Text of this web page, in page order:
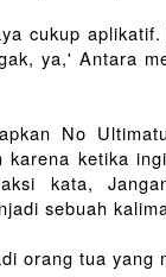
cukup
ya,' Antara
No
ketika
kata,
sebuah
orang tua yang